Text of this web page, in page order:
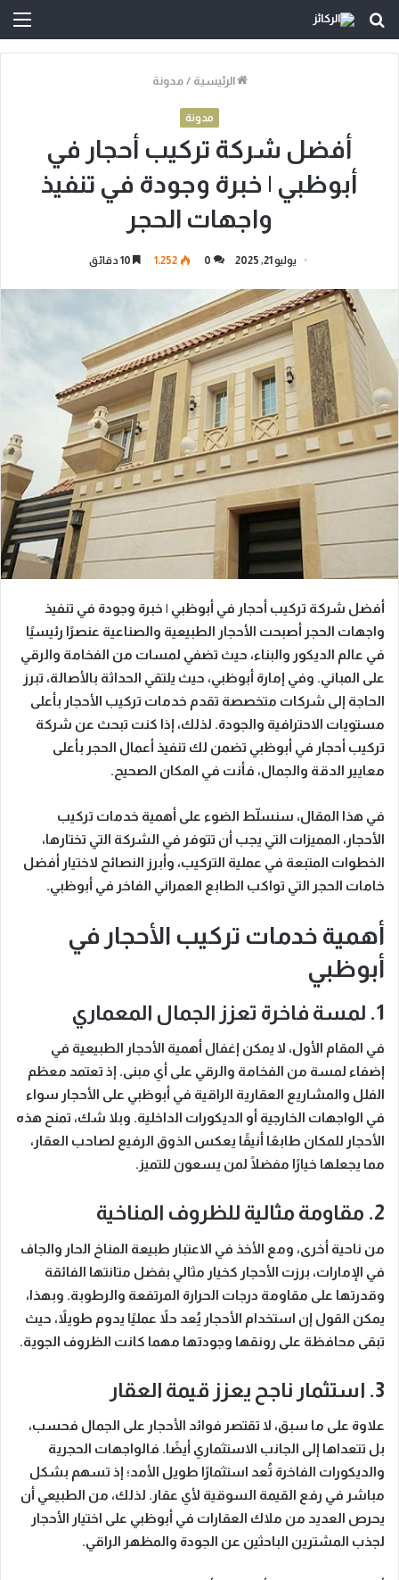
بحث
الرئيسية / مدونة
مدونة
أفضل شركة تركيب أحجار في
أبوظبي | خبرة وجودة في تنفيذ
واجهات الحجر
يوليو 21, 2025 0 1٬252
أفضل شركة تركيب أحجار في أبوظبي | خبرة وجودة في تنفيذ
واجهات الحجر أصبحت الأحجار الطبيعية والصناعية عنصرًا رئيسيًا
في عالم الديكور والبناء، حيث تضفي لمسات من الفخامة والرقي
على المباني. وفي إمارة أبوظبي، حيث يلتقي الحداثة بالأصالة، تبرز
الحاجة إلى شركات متخصصة تقدم خدمات تركيب الأحجار بأعلى
مستويات الاحترافية والجودة. لذلك، إذا كنت تبحث عن شركة
تركيب أحجار في أبوظبي تضمن لك تنفيذ أعمال الحجر بأعلى
معايير الدقة والجمال، فأنت في المكان الصحيح.
في هذا المقال، سنسلّط الضوء على أهمية خدمات تركيب
الأحجار، المميزات التي يجب أن تتوفر في الشركة التي تختارها،
الخطوات المتبعة في عملية التركيب، وأبرز النصائح لاختيار أفضل
خامات الحجر التي تواكب الطابع العمراني الفاخر في أبوظبي.
أهمية خدمات تركيب الأحجار في
أبوظبي
1. لمسة فاخرة تعزز الجمال المعماري
في المقام الأول، لا يمكن إغفال أهمية الأحجار الطبيعية في
إضفاء لمسة من الفخامة والرقي على أي مبنى. إذ تعتمد معظم
الفلل والمشاريع العقارية الراقية في أبوظبي على الأحجار سواء
في الواجهات الخارجية أو الديكورات الداخلية. وبلا شك، تمنح هذه
الأحجار للمكان طابعًا أنيقًا يعكس الذوق الرفيع لصاحب العقار،
مما يجعلها خيارًا مفضلًا لمن يسعون للتميز.
2. مقاومة مثالية للظروف المناخية
من ناحية أخرى، ومع الأخذ في الاعتبار طبيعة المناخ الحار والجاف
في الإمارات، برزت الأحجار كخيار مثالي بفضل متانتها الفائقة
وقدرتها على مقاومة درجات الحرارة المرتفعة والرطوبة. وبهذا،
يمكن القول إن استخدام الأحجار يُعد حلاً عمليًا يدوم طويلاً، حيث
تبقى محافظة على رونقها وجودتها مهما كانت الظروف الجوية.
3. استثمار ناجح يعزز قيمة العقار
علاوة على ما سبق، لا تقتصر فوائد الأحجار على الجمال فحسب،
بل تتعداها إلى الجانب الاستثماري أيضًا. فالواجهات الحجرية
والديكورات الفاخرة تُعد استثمارًا طويل الأمد؛ إذ تسهم بشكل
مباشر في رفع القيمة السوقية لأي عقار. لذلك، من الطبيعي أن
يحرص العديد من ملاك العقارات في أبوظبي على اختيار الأحجار
لجذب المشترين الباحثين عن الجودة والمظهر الراقي.